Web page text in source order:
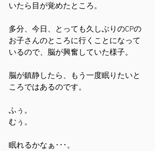
いたら目が覚めたところ。
多分、今日、とっても久しぶりのCPの
お子さんのところに行くことになって
いるので、脳が興奮していた様子。
脳が鎮静したら、もう一度眠りたいと
ころではあるのです。
ふぅ。
むぅ。
眠れるかなぁ･･･。